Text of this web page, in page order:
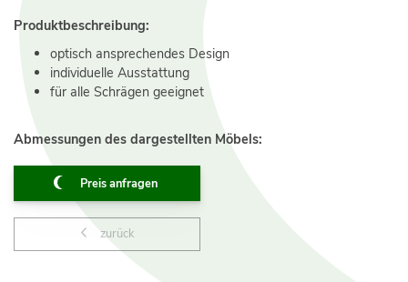
Produktbeschreibung:
optisch ansprechendes Design
individuelle Ausstattung
für alle Schrägen geeignet
Abmessungen des dargestellten Möbels:
Preis anfragen
zurück